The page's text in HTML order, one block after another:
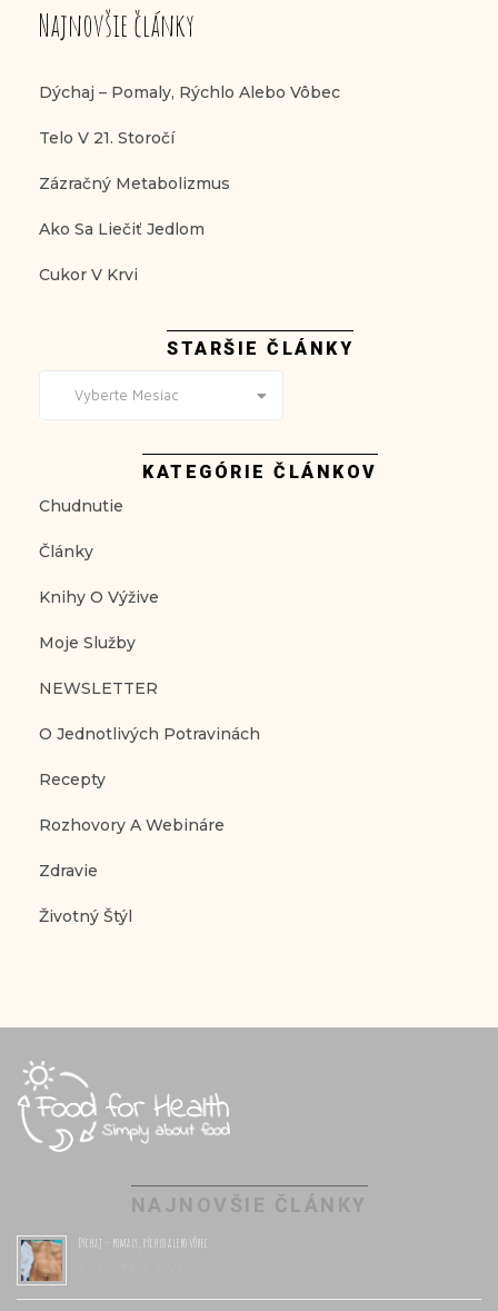
Najnovšie články
Dýchaj – Pomaly, Rýchlo Alebo Vôbec
Telo V 21. Storočí
Zázračný Metabolizmus
Ako Sa Liečiť Jedlom
Cukor V Krvi
STARŠIE ČLÁNKY
Vyberte Mesiac
KATEGÓRIE ČLÁNKOV
Chudnutie
Články
Knihy O Výžive
Moje Služby
NEWSLETTER
O Jednotlivých Potravinách
Recepty
Rozhovory A Webináre
Zdravie
Životný Štýl
NAJNOVŠIE ČLÁNKY
Dýchaj – pomaly, rýchlo alebo vôbec